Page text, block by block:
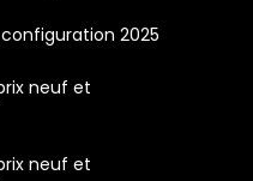
2025
neuf et
neuf et